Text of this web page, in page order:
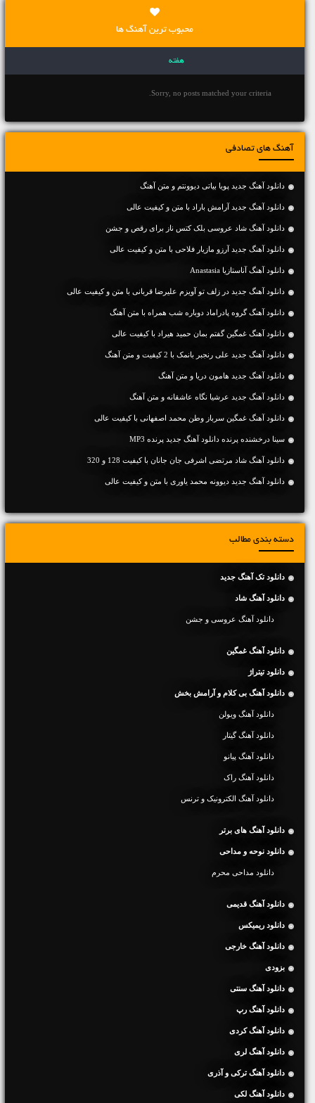
محبوب ترین آهنگ ها
هفته
Sorry, no posts matched your criteria.
آهنگ های تصادفی
دانلود آهنگ جديد پویا بیاتی دیوونتم و متن آهنگ
دانلود آهنگ جديد آرامش باراد با متن و کیفیت عالی
دانلود آهنگ شاد عروسی بلک کتس ناز برای رقص و جشن
دانلود آهنگ جديد آرزو مازیار فلاحی با متن و کیفیت عالی
دانلود آهنگ آناستازیا Anastasia
دانلود آهنگ جديد در زلف تو آویزم علیرضا قربانی با متن و کیفیت عالی
دانلود آهنگ گروه پادراماد دوباره شب همراه با متن آهنگ
دانلود آهنگ غمگین گفتم بمان حمید هیراد با کیفیت عالی
دانلود آهنگ جديد علی رنجبر بانمک با 2 کیفیت و متن آهنگ
دانلود آهنگ جديد هامون دریا و متن آهنگ
دانلود آهنگ جديد عرشیا نگاه عاشقانه و متن آهنگ
دانلود آهنگ غمگین سرباز وطن محمد اصفهانی با کیفیت عالی
سینا درخشنده پرنده دانلود آهنگ جدید پرنده MP3
دانلود آهنگ شاد مرتضی اشرفی جان جانان با کیفیت 128 و 320
دانلود آهنگ جديد دیوونه محمد یاوری با متن و کیفیت عالی
دسته بندی مطالب
دانلود تک آهنگ جدید
دانلود آهنگ شاد
دانلود آهنگ عروسی و جشن
دانلود آهنگ غمگین
دانلود تیتراژ
دانلود آهنگ بی کلام و آرامش بخش
دانلود آهنگ ویولن
دانلود آهنگ گیتار
دانلود آهنگ پیانو
دانلود آهنگ راک
دانلود آهنگ الکترونیک و ترنس
دانلود آهنگ های برتر
دانلود نوحه و مداحی
دانلود مداحی محرم
دانلود آهنگ قدیمی
دانلود ریمیکس
دانلود آهنگ خارجی
بزودی
دانلود آهنگ سنتی
دانلود آهنگ رپ
دانلود آهنگ کردی
دانلود آهنگ لری
دانلود آهنگ ترکی و آذری
دانلود آهنگ لکی